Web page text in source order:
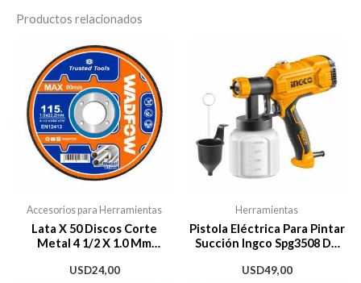
Productos relacionados
Accesorios para Herramientas
Lata X 50 Discos Corte
Metal 4 1/2 X 1.0 Mm
USD24,00
Herramientas
Pistola Eléctrica Para Pintar
Succión Ingco Spg3508 De
450w
USD49,00